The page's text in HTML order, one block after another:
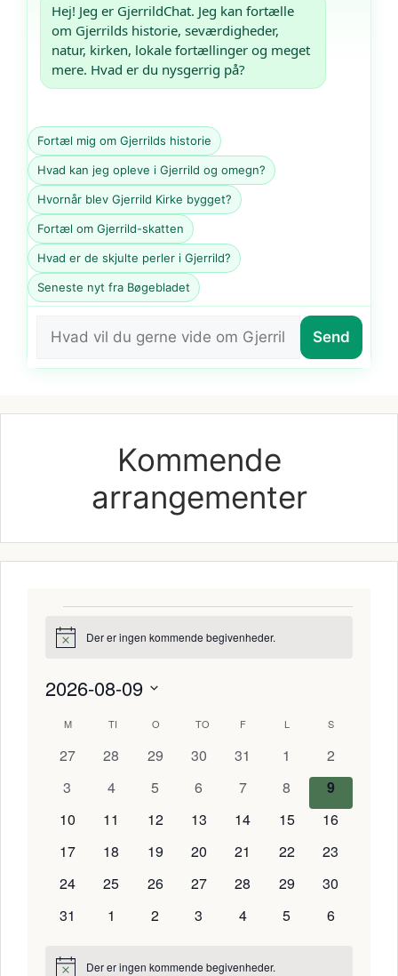
Hej! Jeg er GjerrildChat. Jeg kan fortælle
om Gjerrilds historie, seværdigheder,
natur, kirken, lokale fortællinger og meget
mere. Hvad er du nysgerrig på?
Fortæl mig om Gjerrilds historie
Hvad kan jeg opleve i Gjerrild og omegn?
Hvornår blev Gjerrild Kirke bygget?
Fortæl om Gjerrild-skatten
Hvad er de skjulte perler i Gjerrild?
Seneste nyt fra Bøgebladet
Send
Kommende
arrangementer